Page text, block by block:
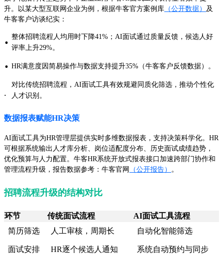
升。以某大型互联网企业为例，根据牛客官方案例库 （公开数据） 及
牛客客户访谈纪实：
· 整体招聘流程人均用时下降41%；AI面试通过质量反馈，候选人好
评率上升29%。
· HR满意度因简易操作与数据支持提升35%（牛客客户反馈数据）。
·
对比传统招聘流程，AI面试工具有效规避同质化筛选，推动个性化
人才识别。
数据报表赋能HR决策
AI面试工具为HR管理层提供实时多维数据报表，支持决策科学化。HR
可根据系统输出人才库分析、岗位适配度分布、历史面试成绩趋势，
优化预算与人力配置。牛客HR系统开放式报表接口加速跨部门协作和
管理流程升级，报告数据参考：牛客官网
（公开报告） 。
招聘流程升级的结构对比
环节 传统面试流程
AI面试工具流程
简历筛选
人工审核，周期长 自动化智能筛选
面试安排 HR逐个候选人通知 系统自动预约与同步